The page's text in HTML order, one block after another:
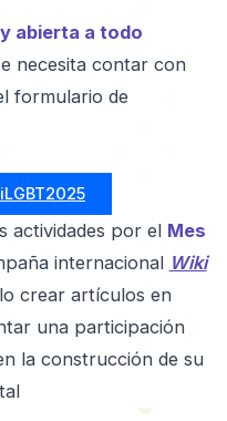
abierta a todo
necesita contar con
formulario de
actividades por el Mes
internacional Wiki
crear artículos en
una participación
la construcción de su